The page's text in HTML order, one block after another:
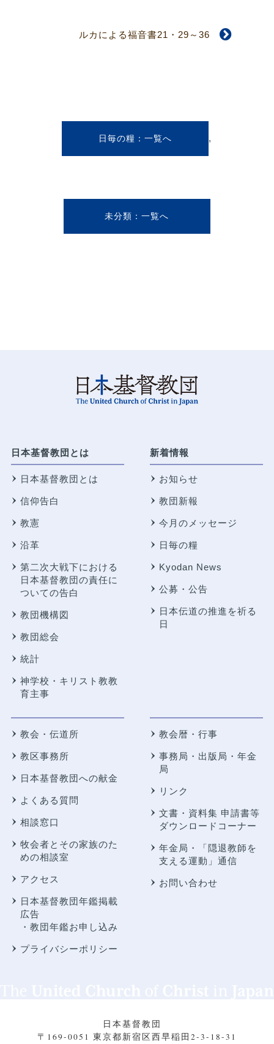
ルカによる福音書21・29～36
日毎の糧 ,
未分類
日本基督教団とは
日本基督教団とは
信仰告白
教憲
沿革
第二次大戦下における
日本基督教団の責任に
ついての告白
教団機構図
教団総会
統計
神学校・キリスト教教
育主事
新着情報
お知らせ
教団新報
今月のメッセージ
日毎の糧
Kyodan News
公募・公告
日本伝道の推進を祈る
日
教会・伝道所
教区事務所
日本基督教団への献金
よくある質問
相談窓口
牧会者とその家族のた
めの相談室
アクセス
日本基督教団年鑑掲載
広告
・教団年鑑お申し込み
プライバシーポリシー
教会暦・行事
事務局・出版局・年金
局
リンク
文書・資料集 申請書等
ダウンロードコーナー
年金局・
「隠退教師を
支える運動」通信
お問い合わせ
日本基督教団
〒169-0051 東京都新宿区西早稲田2-3-18-31